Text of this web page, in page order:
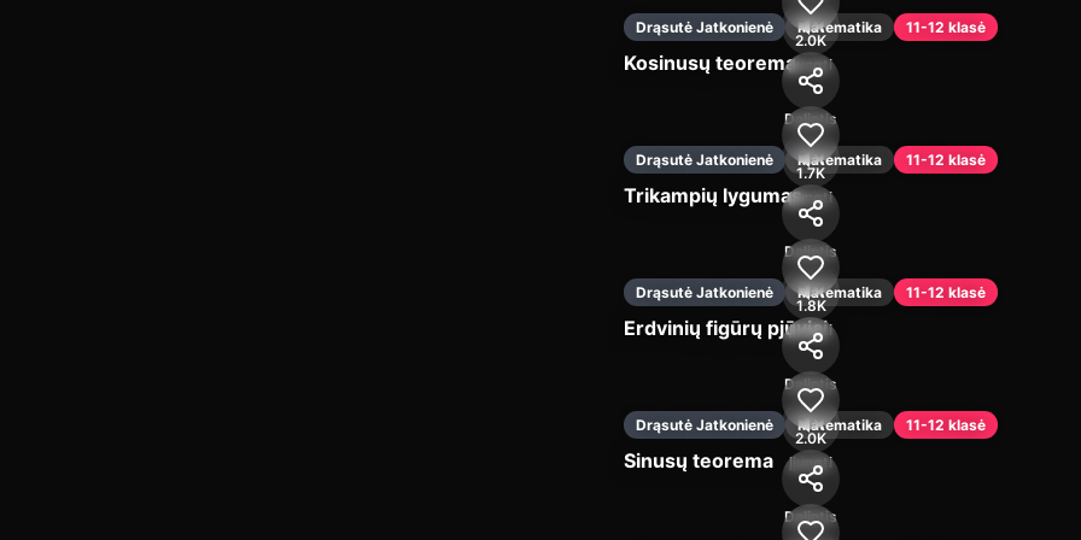
Įjungti
Drąsutė Jatkonienė Matematika 11-12 klasė
Kosinusų teorema
2.0K
Dalintis
Įjungti
Drąsutė Jatkonienė Matematika 11-12 klasė
Trikampių lygumas
1.7K
Dalintis
Įjungti
Drąsutė Jatkonienė Matematika 11-12 klasė
Erdvinių figūrų pjūviai
1.8K
Dalintis
Įjungti
Drąsutė Jatkonienė Matematika 11-12 klasė
Sinusų teorema
2.0K
Dalintis